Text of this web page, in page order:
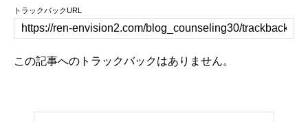
トラックバックURL
この記事へのトラックバックはありません。